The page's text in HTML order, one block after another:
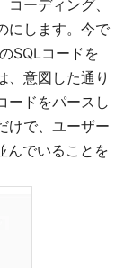
ーディング、
します。今で